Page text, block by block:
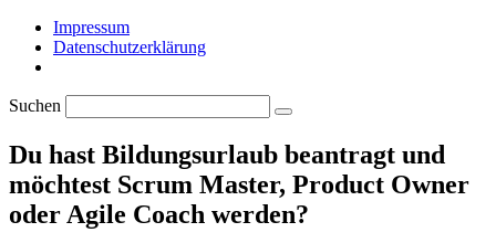
Impressum
Datenschutzerklärung
Suchen
Du hast Bildungsurlaub beantragt und
möchtest Scrum Master, Product Owner
oder Agile Coach werden?